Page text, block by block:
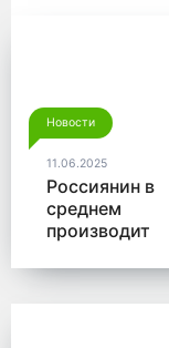
Новости
11.06.2025
Россиянин в
среднем
производит
мусора в год